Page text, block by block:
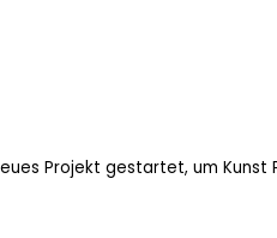
Projekt gestartet, um